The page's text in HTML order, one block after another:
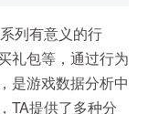
列有意义的行
礼包等，通过行为
是游戏数据分析中
TA提供了多种分